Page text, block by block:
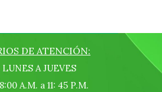
DE ATENCIÓN:
LUNES A JUEVES
8:00 A.M. a 11: 45 P.M.